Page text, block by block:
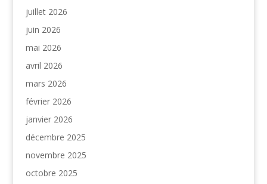
juillet 2026
juin 2026
mai 2026
avril 2026
mars 2026
février 2026
janvier 2026
décembre 2025
novembre 2025
octobre 2025